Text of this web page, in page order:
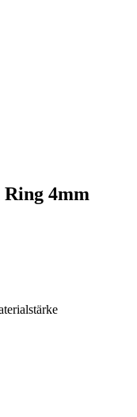
4mm